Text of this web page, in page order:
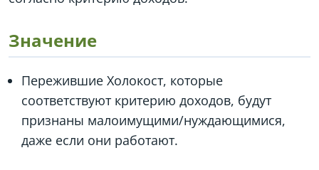
Значение
Пережившие Холокост, которые
соответствуют критерию доходов, будут
признаны малоимущими/нуждающимися,
даже если они работают.